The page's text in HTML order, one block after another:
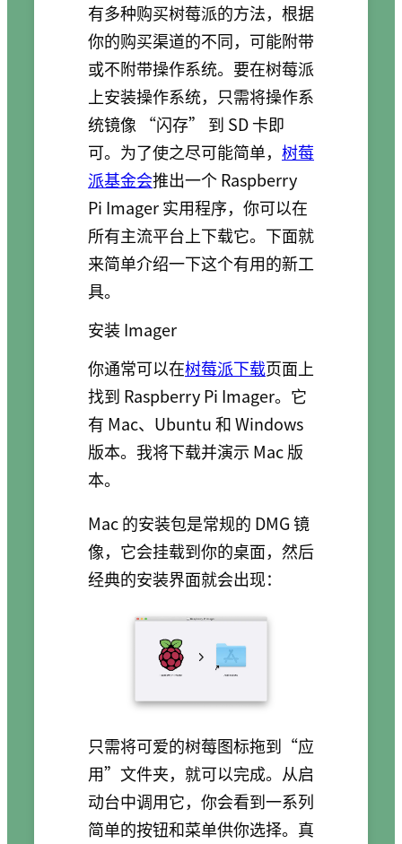
有多种购买树莓派的方法，根据
你的购买渠道的不同，可能附带
或不附带操作系统。要在树莓派
上安装操作系统，只需将操作系
统镜像 “闪存” 到 SD 卡即
可。为了使之尽可能简单， 树莓
派基金会推出一个 Raspberry
Pi Imager 实用程序，你可以在
所有主流平台上下载它。下面就
来简单介绍一下这个有用的新工
具。
安装 Imager
你通常可以在树莓派下载页面上
找到 Raspberry Pi Imager。它
有 Mac、Ubuntu 和 Windows
版本。我将下载并演示 Mac 版
本。
Mac 的安装包是常规的 DMG 镜
像，它会挂载到你的桌面，然后
经典的安装界面就会出现：
只需将可爱的树莓图标拖到“应
用”文件夹，就可以完成。从启
动台中调用它，你会看到一系列
简单的按钮和菜单供你选择。真